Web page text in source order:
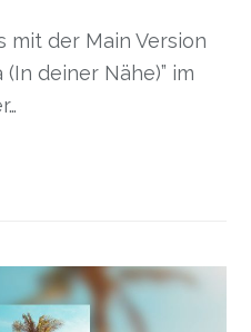
mit der Main Version
deiner Nähe)” im